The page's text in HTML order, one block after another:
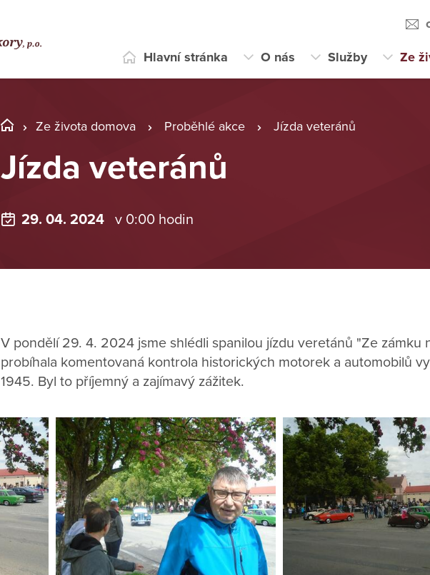
Hlavní stránka O nás Služby Ze
Ze života domova Proběhlé akce Jízda veteránů
Jízda veteránů
29. 04. 2024 v 0:00 hodin
V pondělí 29. 4. 2024 jsme shlédli spanilou jízdu veretánů "Ze zámku
probíhala komentovaná kontrola historických motorek a automobilů
1945. Byl to příjemný a zajímavý zážitek.